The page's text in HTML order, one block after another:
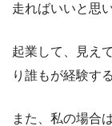
走ればいいと思
起業して、見え
り誰もが経験す
また、私の場合